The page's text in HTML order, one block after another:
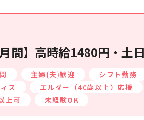
近見た求人
間】高時給1480円・土
主婦(夫)歓迎
シフト勤務
ス
エルダー（40歳以上）応援
上可 未経験OK